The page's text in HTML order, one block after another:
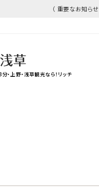
（ 重要なお知ら
・上野・浅草観光なら！リッチ